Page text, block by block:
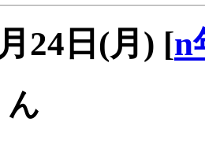
24日(月) [n